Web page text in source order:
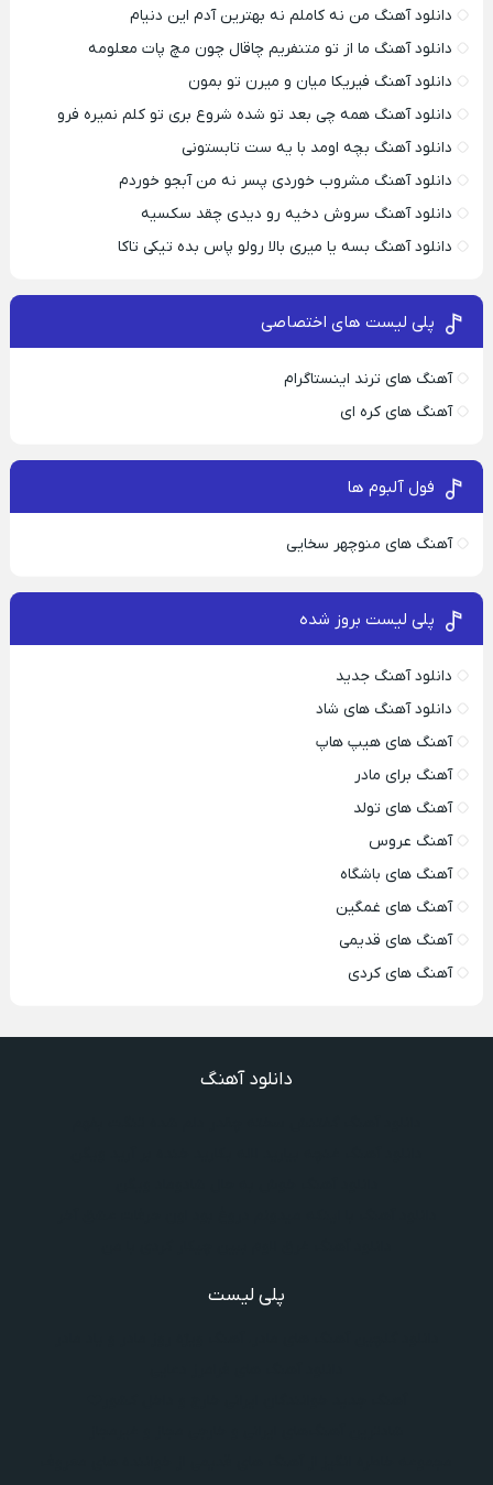
دانلود آهنگ من نه کاملم نه بهترین آدم این دنیام
دانلود آهنگ ما از تو متنفریم چاقال چون مچ پات معلومه
دانلود آهنگ فیریکا میان و میرن تو بمون
دانلود آهنگ همه چی بعد تو شده شروع بری تو کلم نمیره فرو
دانلود آهنگ بچه اومد با یه ست تابستونی
دانلود آهنگ مشروب خوردی پسر نه من آبجو خوردم
دانلود آهنگ سروش دخیه رو دیدی چقد سکسیه
دانلود آهنگ بسه یا میری بالا رولو پاس بده تیکی تاکا
پلی لیست های اختصاصی
آهنگ های ترند اینستاگرام
آهنگ های کره ای
فول آلبوم ها
آهنگ های منوچهر سخایی
پلی لیست بروز شده
دانلود آهنگ جدید
دانلود آهنگ های شاد
آهنگ های هیپ هاپ
آهنگ برای مادر
آهنگ های تولد
آهنگ عروس
آهنگ های باشگاه
آهنگ های غمگین
آهنگ های قدیمی
آهنگ های کردی
دانلود آهنگ
پلی لیست